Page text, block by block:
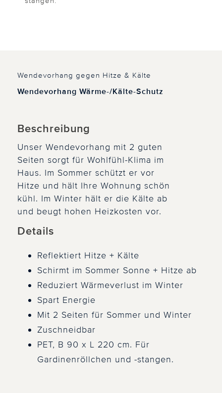
Wendevorhang gegen Hitze & Kälte
Wendevorhang Wärme-/Kälte-Schutz
Beschreibung
Unser Wendevorhang mit 2 guten
Seiten sorgt für Wohlfühl-Klima im
Haus. Im Sommer schützt er vor
Hitze und hält Ihre Wohnung schön
kühl. Im Winter hält er die Kälte ab
und beugt hohen Heizkosten vor.
Details
Reflektiert Hitze + Kälte
Schirmt im Sommer Sonne + Hitze ab
Reduziert Wärmeverlust im Winter
Spart Energie
Mit 2 Seiten für Sommer und Winter
Zuschneidbar
PET, B 90 x L 220 cm. Für
Gardinenröllchen und -stangen.